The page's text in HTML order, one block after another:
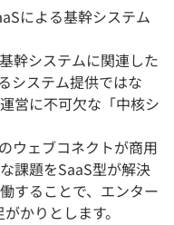
による基幹システム
幹システムに関連した
システム提供ではな
営に不可欠な「中核シ
ウェブコネクトが商用
課題をSaaS型が解決
することで、エンター
かりとします。